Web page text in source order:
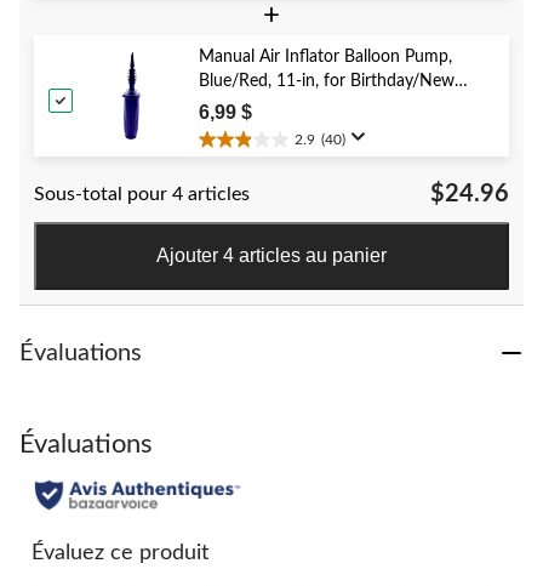
52
évaluations
+
Manual Air Inflator Balloon Pump,
Blue/Red, 11-in, for Birthday/New
Year's Eve/Graduation/Baby
Shower/Wedding/Halloween
6,99 $
2.9 (40)
2.9
sur
5.
évaluations
Sous-total pour 4 articles $24.96
Ajouter 4 articles au panier
Évaluations
Évaluations
Évaluez ce produit